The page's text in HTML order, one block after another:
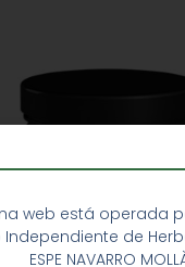
web está operada
de
ESPE NAVARRO